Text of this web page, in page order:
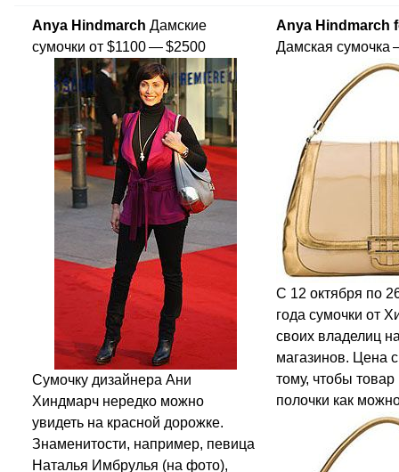
Anya Hindmarch Дамские
сумочки от $1100 — $2500
Сумочку дизайнера Ани
Хиндмарч нередко можно
увидеть на красной дорожке.
Знаменитости, например, певица
Наталья Имбрулья (на фото),
Anya Hindmarch
Дамская сумочка
С 12 октября по
года сумочки от
своих владелиц
магазинов. Цена
тому, чтобы товар
полочки как